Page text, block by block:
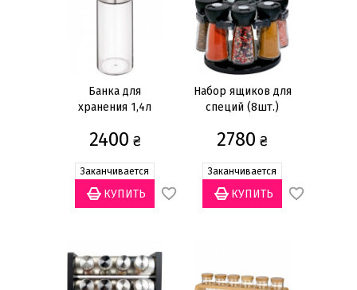
4,5см (3)
10см (3)
(1)
1,35л (1)
1,3л (1)
1,4л (1)
Показать всё
Банка для
хранения 1,4л
2400 ₴
Заканчивается
Набор ящиков для
специй (8шт.)
2780 ₴
Заканчивается